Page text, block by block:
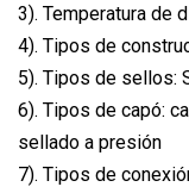
3). Temperatura de
4). Tipos de
5). Tipos de sellos:
6). Tipos de capó:
sellado a presión
7). Tipos de